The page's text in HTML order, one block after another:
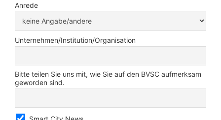
Anrede
Unternehmen/Institution/Organisation
Bitte teilen Sie uns mit, wie Sie auf den BVSC aufmerksam
geworden sind.